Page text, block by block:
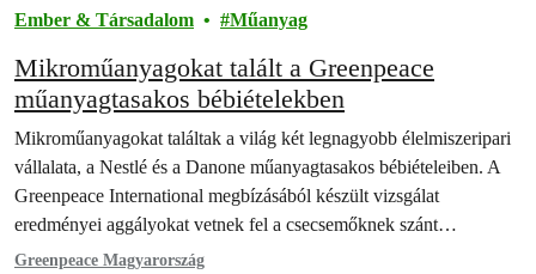
Ember & Társadalom Műanyag
Mikroműanyagokat talált a Greenpeace
műanyagtasakos bébiételekben
Mikroműanyagokat találtak a világ két legnagyobb élelmiszeripari
vállalata, a Nestlé és a Danone műanyagtasakos bébiételeiben. A
Greenpeace International megbízásából készült vizsgálat
eredményei aggályokat vetnek fel a csecsemőknek szánt
termékekkel kapcsolatban.
Greenpeace Magyarország